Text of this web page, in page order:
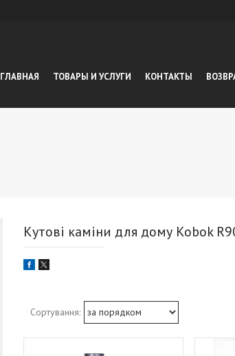
ГЛАВНАЯ ТОВАРЫ И УСЛУГИ КОНТАКТЫ
Кутові каміни для дому Kobok